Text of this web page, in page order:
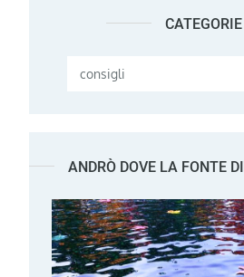
CATEGORIE
Categorie
ANDRÒ DOVE LA FONTE